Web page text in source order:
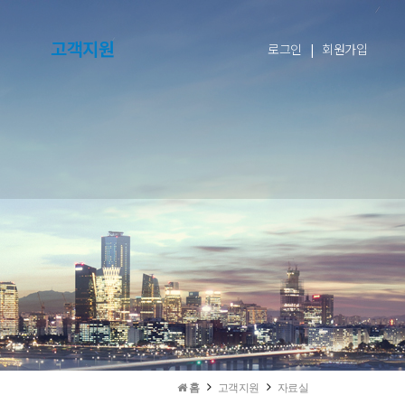
로그인 | 회원가입
고객지원
홈 고객지원 자료실